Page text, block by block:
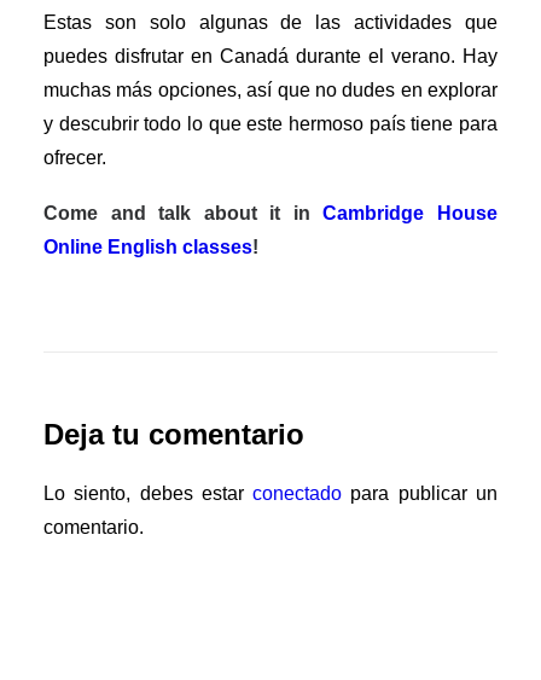
Estas son solo algunas de las actividades que
puedes disfrutar en Canadá durante el verano. Hay
muchas más opciones, así que no dudes en explorar
y descubrir todo lo que este hermoso país tiene para
ofrecer.
Come and talk about it inCambridge House
Online English classes!
Deja tu comentario
Lo siento, debes estarconectado para publicar un
comentario.